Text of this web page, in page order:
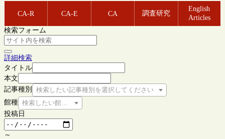
CA-R CA-E CA 調査研究
English
Articles
検索フォーム
詳細検索
タイトル
本文
記事種別
検索したい記事種別を選択してください
館種 検索したい館種を選択してください
投稿日
～